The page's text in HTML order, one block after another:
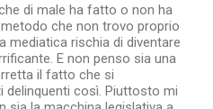
di male ha fatto o non ha
che non trovo proprio
mediatica rischia di diventare
E non penso sia una
il fatto che si
delinquenti così. Piuttosto mi